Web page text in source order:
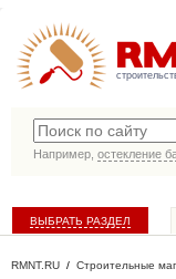
Например, остекление
ВЫБРАТЬ РАЗДЕЛ
RMNT.RU / Строительные